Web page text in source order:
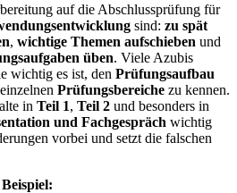
auf die Abschlussprüfung für
sind: zu spät
, wichtige Themen aufschieben und
üben. Viele Azubis
wichtig es ist, den Prüfungsaufbau
Prüfungsbereiche zu kennen.
in Teil 1, Teil 2 und besonders in
und Fachgespräch wichtig
vorbei und setzt die falschen